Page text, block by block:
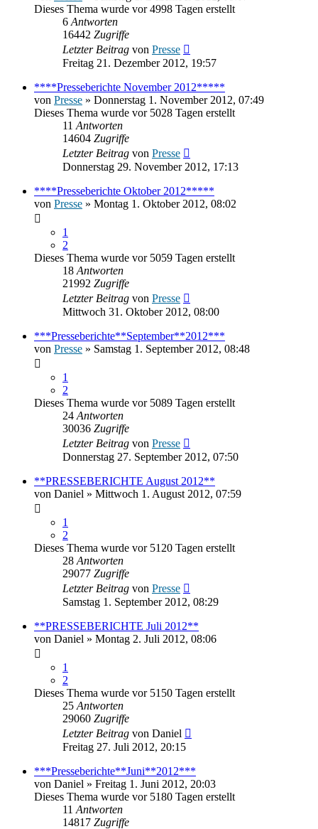
Dieses Thema wurde vor 4998 Tagen erstellt
6 Antworten
16442 Zugriffe
Letzter Beitrag von Presse
Freitag 21. Dezember 2012, 19:57
****Presseberichte November 2012*****
von Presse » Donnerstag 1. November 2012, 07:49
Dieses Thema wurde vor 5028 Tagen erstellt
11 Antworten
14604 Zugriffe
Letzter Beitrag von Presse
Donnerstag 29. November 2012, 17:13
****Presseberichte Oktober 2012*****
von Presse » Montag 1. Oktober 2012, 08:02
1
2
Dieses Thema wurde vor 5059 Tagen erstellt
18 Antworten
21992 Zugriffe
Letzter Beitrag von Presse
Mittwoch 31. Oktober 2012, 08:00
***Presseberichte**September**2012***
von Presse » Samstag 1. September 2012, 08:48
1
2
Dieses Thema wurde vor 5089 Tagen erstellt
24 Antworten
30036 Zugriffe
Letzter Beitrag von Presse
Donnerstag 27. September 2012, 07:50
**PRESSEBERICHTE August 2012**
von Daniel » Mittwoch 1. August 2012, 07:59
1
2
Dieses Thema wurde vor 5120 Tagen erstellt
28 Antworten
29077 Zugriffe
Letzter Beitrag von Presse
Samstag 1. September 2012, 08:29
**PRESSEBERICHTE Juli 2012**
von Daniel » Montag 2. Juli 2012, 08:06
1
2
Dieses Thema wurde vor 5150 Tagen erstellt
25 Antworten
29060 Zugriffe
Letzter Beitrag von Daniel
Freitag 27. Juli 2012, 20:15
***Presseberichte**Juni**2012***
von Daniel » Freitag 1. Juni 2012, 20:03
Dieses Thema wurde vor 5180 Tagen erstellt
11 Antworten
14817 Zugriffe